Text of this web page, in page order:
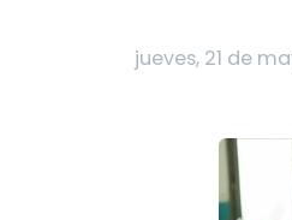
jueves, 21 de